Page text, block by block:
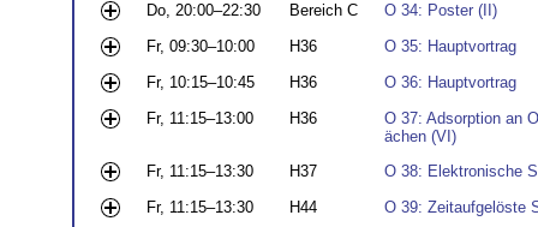
Do, 20:00–22:30
Bereich C
O 34: Poster (II)
Fr, 09:30–10:00
H36
O 35: Hauptvortrag
Fr, 10:15–10:45
H36
O 36: Hauptvortrag
Fr, 11:15–13:00
H36
O 37: Adsorption an
ächen (VI)
Fr, 11:15–13:30
H37
O 38: Elektronische
Fr, 11:15–13:30
H44 O 39: Zeitaufgelöste